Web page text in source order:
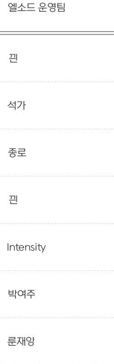
엘소드 운영팀
끤
석가
종로
끤
Intensity
박여주
룬재앙